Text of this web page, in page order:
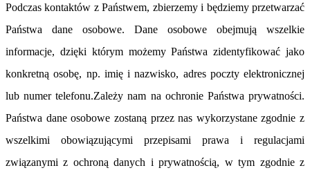
Podczas kontaktów z Państwem, zbierzemy i będziemy przetwarzać
Państwa dane osobowe. Dane osobowe obejmują wszelkie
informacje, dzięki którym możemy Państwa zidentyfikować jako
konkretną osobę, np. imię i nazwisko, adres poczty elektronicznej
lub numer telefonu.Zależy nam na ochronie Państwa prywatności.
Państwa dane osobowe zostaną przez nas wykorzystane zgodnie z
wszelkimi obowiązującymi przepisami prawa i regulacjami
związanymi z ochroną danych i prywatnością, w tym zgodnie z